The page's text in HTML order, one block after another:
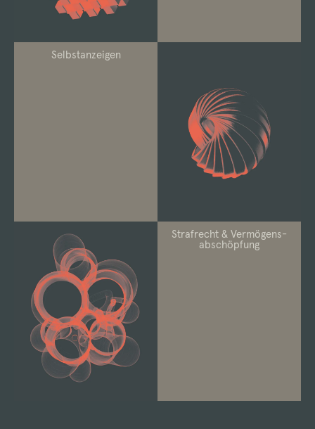
Selbstanzeigen
Strafrecht & Vermögens-
abschöpfung